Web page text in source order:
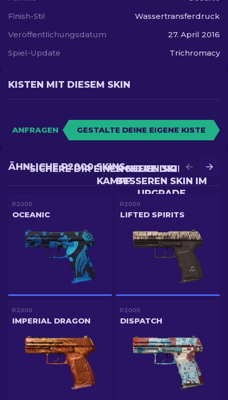
Finish-Stil
Wassertransferdruck
Veröffentlichungsdatum
27. April 2016
Spiel-Update
Trichromacy
KISTEN MIT DIESEM SKIN
ANFRAGEN GESTALTE DEINE EIGENE KISTE
SICHERE DIR EINEN
BESSEREN SKIN IM
UPGRADE
SICHERE DIR EINEN NEUEN SKIN IM
KAMPF
ÄHNLICHE P2000 SKINS
P2000
OCEANIC
P2000
LIFTED SPIRITS
P2000
IMPERIAL DRAGON
P2000
DISPATCH